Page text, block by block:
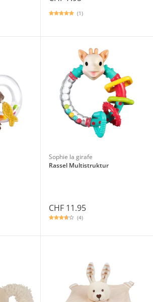
(1)
Sophie la girafe
Rassel Multistruktur
CHF 11.95
(4)